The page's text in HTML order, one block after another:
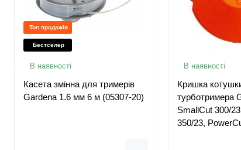
Топ продажів
Бестселер
В наявності
Касета змінна для тримерів
Gardena 1.6 мм 6 м (05307-20)
В наявності
Кришка
турботримера
SmallCut 300/
350/23,